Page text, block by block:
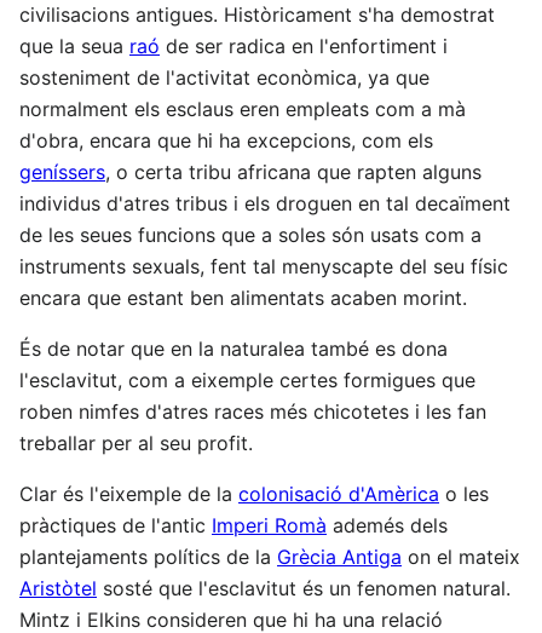
civilisacions antigues. Històricament s'ha demostrat
que la seua raó de ser radica en l'enfortiment i
sosteniment de l'activitat econòmica, ya que
normalment els esclaus eren empleats com a mà
d'obra, encara que hi ha excepcions, com els
geníssers, o certa tribu africana que rapten alguns
individus d'atres tribus i els droguen en tal decaïment
de les seues funcions que a soles són usats com a
instruments sexuals, fent tal menyscapte del seu físic
encara que estant ben alimentats acaben morint.
És de notar que en la naturalea també es dona
l'esclavitut, com a eixemple certes formigues que
roben nimfes d'atres races més chicotetes i les fan
treballar per al seu profit.
Clar és l'eixemple de la colonisació d'Amèrica o les
pràctiques de l'antic Imperi Romà ademés dels
plantejaments polítics de la Grècia Antiga on el mateix
Aristòtel sosté que l'esclavitut és un fenomen natural.
Mintz i Elkins consideren que hi ha una relació